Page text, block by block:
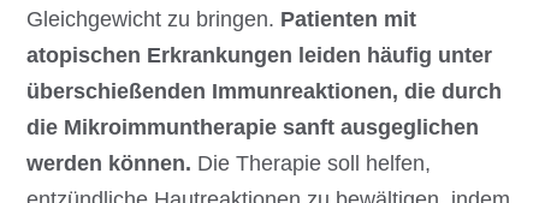
Gleichgewicht zu bringen. Patienten mit
atopischen Erkrankungen leiden häufig unter
überschießenden Immunreaktionen, die durch
die Mikroimmuntherapie sanft ausgeglichen
werden können. Die Therapie soll helfen,